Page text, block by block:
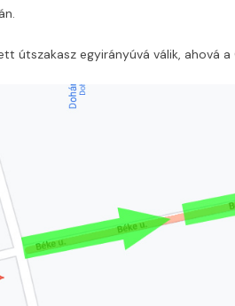
útszakasz egyirányúvá válik, ahová